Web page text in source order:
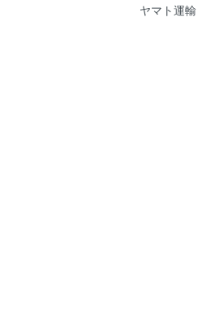
ヤマト運輸